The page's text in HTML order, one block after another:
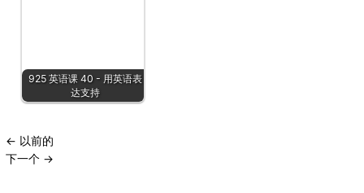
925 英语课 40 - 用英语表
达支持
← 以前的
下一个 →